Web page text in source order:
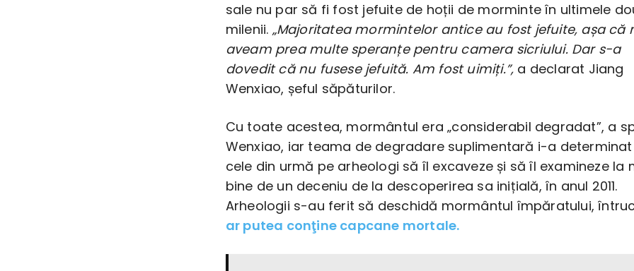
sale nu par să fi fost jefuite de hoții de morminte în ultimele
milenii. „Majoritatea mormintelor antice au fost jefuite, așa că
aveam prea multe speranțe pentru camera sicriului. Dar s-a
dovedit că nu fusese jefuită. Am fost uimiți.”, a declarat Jiang
Wenxiao, șeful săpăturilor.
Cu toate acestea, mormântul era „considerabil degradat”, a
Wenxiao, iar teama de degradare suplimentară i-a
cele din urmă pe arheologi să îl excaveze și să îl examineze la
bine de un deceniu de la descoperirea sa inițială, în anul 2011.
Arheologii s-au ferit să deschidă mormântul împăratului,
ar putea conţine capcane mortale.